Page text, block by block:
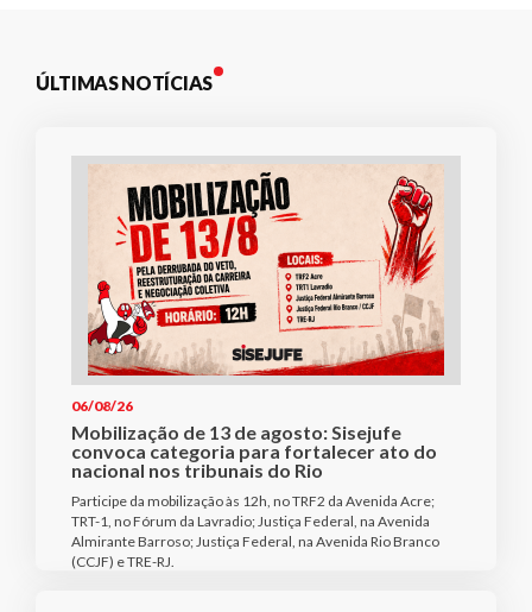
ÚLTIMAS NOTÍCIAS
06/08/26
Mobilização de 13 de agosto: Sisejufe
convoca categoria para fortalecer ato do
nacional nos tribunais do Rio
Participe da mobilização às 12h, no TRF2 da Avenida Acre;
TRT-1, no Fórum da Lavradio; Justiça Federal, na Avenida
Almirante Barroso; Justiça Federal, na Avenida Rio Branco
(CCJF) e TRE-RJ.